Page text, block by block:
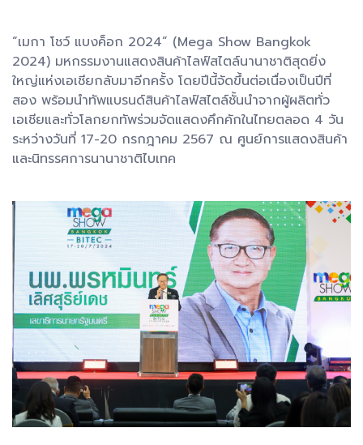
“เมกา โชว์ แบงค็อก 2024” (Mega Show Bangkok
2024) มหกรรมงานแสดงสินค้าไลฟ์สไตล์นานาชาติสุดยิ่ง
ใหญ่แห่งเอเชียกลับมาอีกครั้ง โดยปีนี้จัดขึ้นต่อเนื่องเป็นปีที่
สอง พร้อมนำทัพแบรนด์สินค้าไลฟ์สไตล์ชั้นนำจากผู้ผลิตทั่ว
เอเชียและทั่วโลกยกทัพร่วมจัดแสดงคึกคักในไทยตลอด 4 วัน
ระหว่างวันที่ 17-20 กรกฎาคม 2567 ณ ศูนย์การแสดงสินค้า
และนิทรรศการนานาชาติไบเทค